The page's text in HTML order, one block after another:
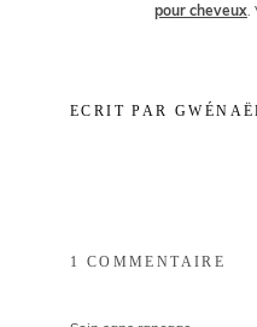
pour cheveux.
ECRIT PAR
1 COMMENTAIRE